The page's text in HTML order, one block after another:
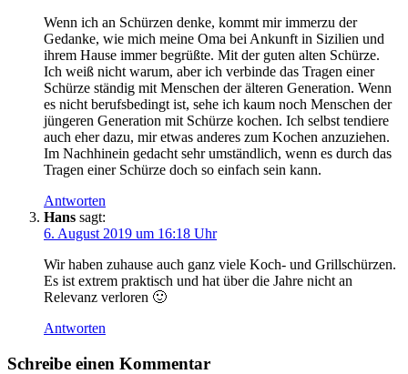
Wenn ich an Schürzen denke, kommt mir immerzu der
Gedanke, wie mich meine Oma bei Ankunft in Sizilien und
ihrem Hause immer begrüßte. Mit der guten alten Schürze.
Ich weiß nicht warum, aber ich verbinde das Tragen einer
Schürze ständig mit Menschen der älteren Generation. Wenn
es nicht berufsbedingt ist, sehe ich kaum noch Menschen der
jüngeren Generation mit Schürze kochen. Ich selbst tendiere
auch eher dazu, mir etwas anderes zum Kochen anzuziehen.
Im Nachhinein gedacht sehr umständlich, wenn es durch das
Tragen einer Schürze doch so einfach sein kann.
Antworten
Hans sagt:
6. August 2019 um 16:18 Uhr
Wir haben zuhause auch ganz viele Koch- und Grillschürzen.
Es ist extrem praktisch und hat über die Jahre nicht an
Relevanz verloren 🙂
Antworten
Schreibe einen Kommentar